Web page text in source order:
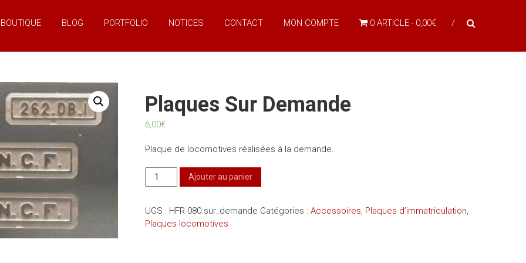
BOUTIQUE BLOG PORTFOLIO NOTICES CONTACT MON COMPTE 0 ARTICLE 0,00€
Plaques Sur Demande
6,00€
Plaque de locomotives réalisées à la demande.
quantité
de
sur
demande
Ajouter au panier
UGS : HFR-080.sur_demande Catégories :Accessoires, Plaques d’immatriculation,
Plaques locomotives